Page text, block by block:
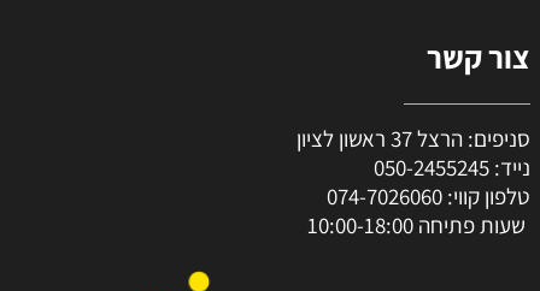
צור קשר
סניפים: הרצל 37 ראשון לציון
נייד: 050-2455245
טלפון קווי: 074-7026060
שעות פתיחה 10:00-18:00